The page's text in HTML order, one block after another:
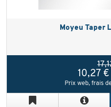
Moyeu Taper
10,27 €
Prix web, frais